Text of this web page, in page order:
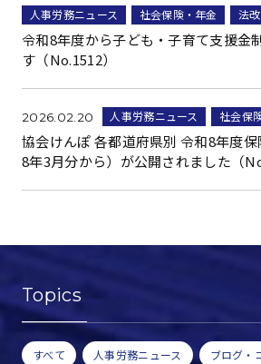
Topics
すべて 人事労務ニュース ブログ・
人事労務ニュース 社会保険・年金 法
令和8年度から子ども・子育て支援金
す（No.1512）
2026.02.20 人事労務ニュース 社会保
協会けんぽ 各都道府県別 令和8年度
8年3月分から）が公開されました（